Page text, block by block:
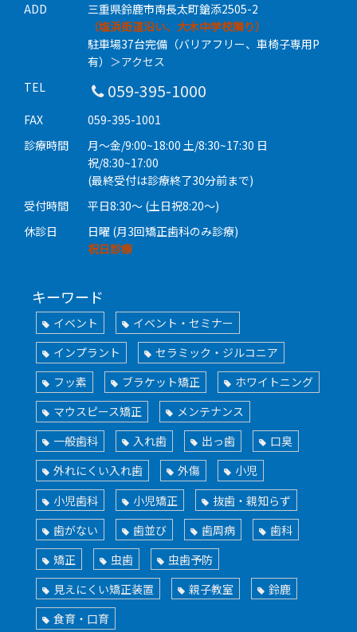
ADD
三重県鈴鹿市南長太町鎗添2505-2
（塩浜街道沿い、大木中学校隣り）
駐車場37台完備（バリアフリー、車椅子専用P
有） ＞アクセス
TEL
059-395-1000
FAX
059-395-1001
診療時間
月〜金/9:00~18:00 土/8:30~17:30 日
祝/8:30~17:00
(最終受付は診療終了30分前まで)
受付時間
平日8:30〜 (土日祝8:20〜)
休診日
日曜 (月3回矯正歯科のみ診療)
祝日診療
キーワード
イベント
イベント・セミナー
インプラント
セラミック・ジルコニア
フッ素
ブラケット矯正
ホワイトニング
マウスピース矯正
メンテナンス
一般歯科
入れ歯 出っ歯
口臭
外れにくい入れ歯
外傷
小児
小児歯科
小児矯正
抜歯・親知らず
歯がない
歯並び 歯周病
歯科
矯正
虫歯
虫歯予防
見えにくい矯正装置
親子教室
鈴鹿
食育・口育